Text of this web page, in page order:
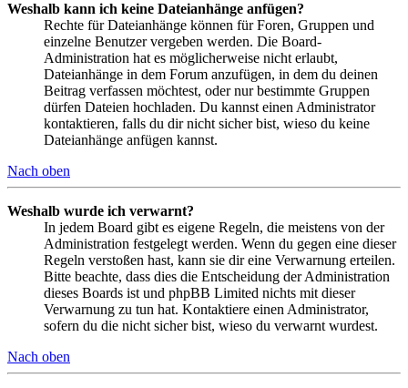
Weshalb kann ich keine Dateianhänge anfügen?
Rechte für Dateianhänge können für Foren, Gruppen und
einzelne Benutzer vergeben werden. Die Board-
Administration hat es möglicherweise nicht erlaubt,
Dateianhänge in dem Forum anzufügen, in dem du deinen
Beitrag verfassen möchtest, oder nur bestimmte Gruppen
dürfen Dateien hochladen. Du kannst einen Administrator
kontaktieren, falls du dir nicht sicher bist, wieso du keine
Dateianhänge anfügen kannst.
Nach oben
Weshalb wurde ich verwarnt?
In jedem Board gibt es eigene Regeln, die meistens von der
Administration festgelegt werden. Wenn du gegen eine dieser
Regeln verstoßen hast, kann sie dir eine Verwarnung erteilen.
Bitte beachte, dass dies die Entscheidung der Administration
dieses Boards ist und phpBB Limited nichts mit dieser
Verwarnung zu tun hat. Kontaktiere einen Administrator,
sofern du die nicht sicher bist, wieso du verwarnt wurdest.
Nach oben